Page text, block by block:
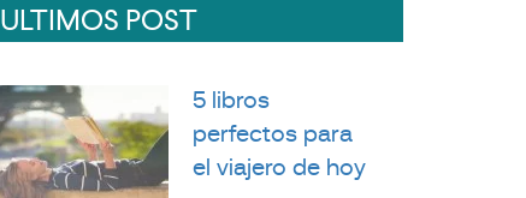
ULTIMOS POST
5 libros
perfectos para
el viajero de hoy